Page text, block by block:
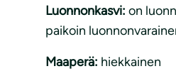
Luonnonkasvi: on
paikoin
Maaperä: hiekkainen